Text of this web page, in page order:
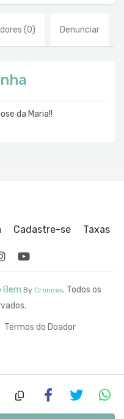
(0) Denunciar
da Maria!!
Cadastre-se Taxas
Bem By Cronoex. Todos os
Termos do Doador